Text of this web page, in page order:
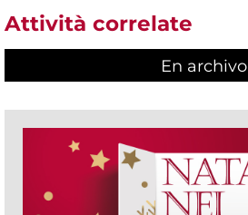
Attività correlate
En archivo